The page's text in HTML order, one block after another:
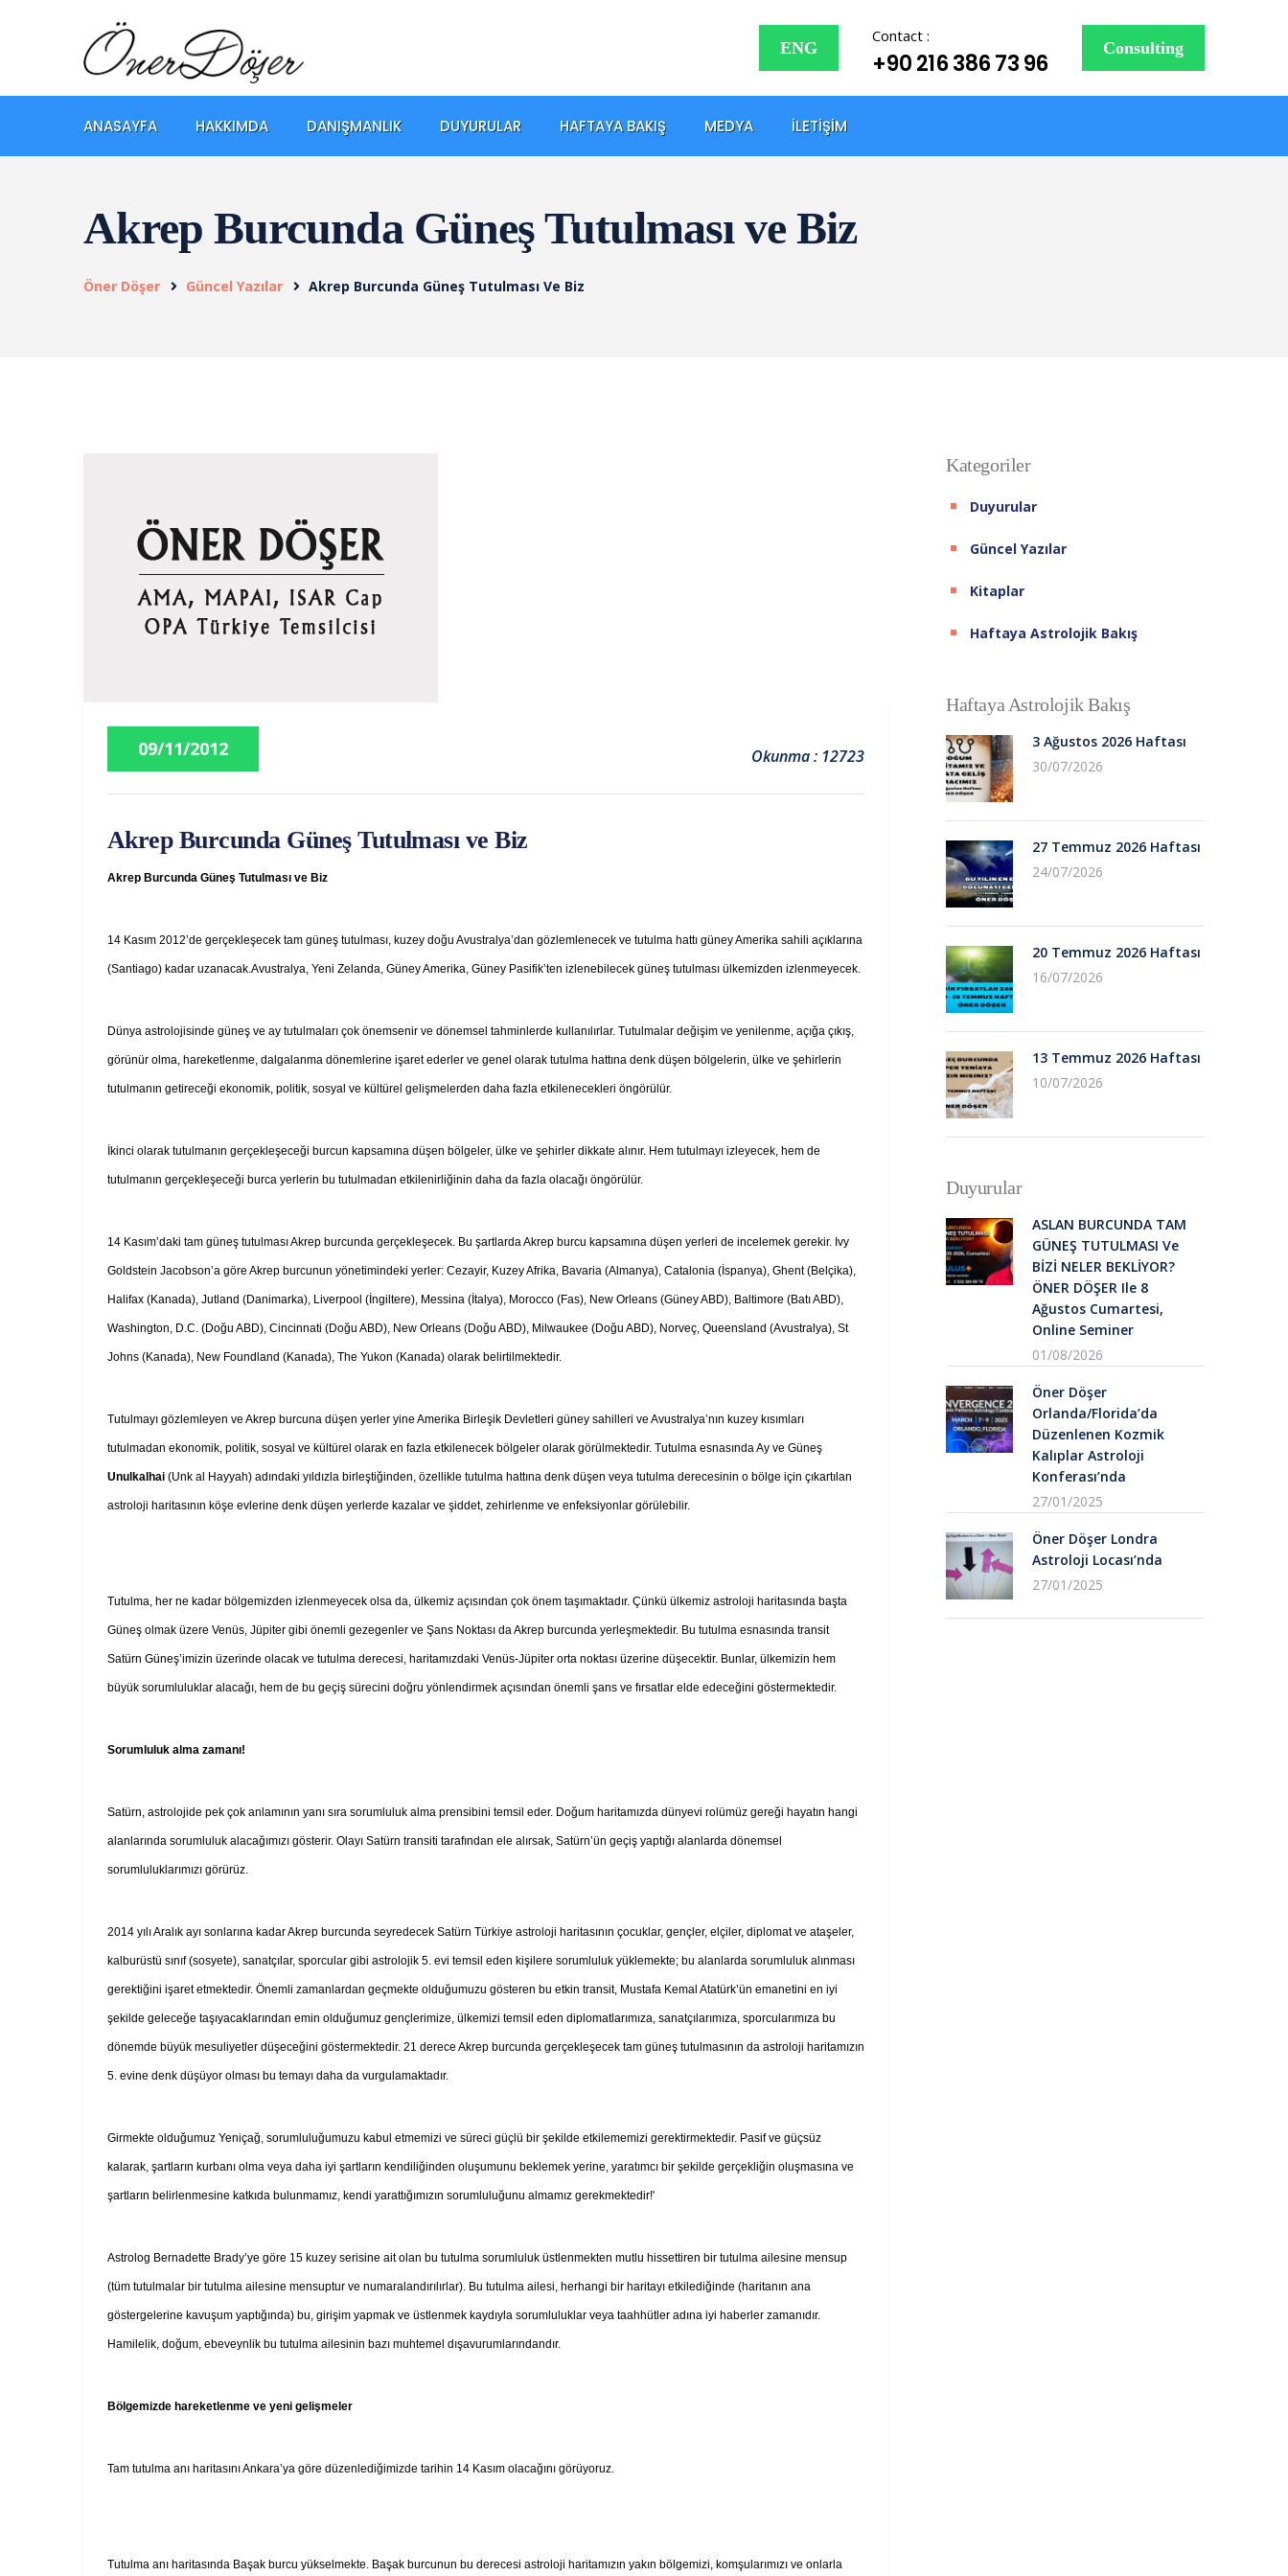
ENG
Contact :
+90 216 386 73 96
Consulting
ANASAYFA HAKKIMDA DANIŞMANLIK DUYURULAR HAFTAYA BAKIŞ MEDYA İLETIŞIM
Akrep Burcunda Güneş Tutulması ve Biz
Öner Döşer Güncel Yazılar Akrep Burcunda Güneş Tutulması Ve Biz
09/11/2012 Okunma : 12723
Akrep Burcunda Güneş Tutulması ve Biz
Akrep Burcunda Güneş Tutulması ve Biz
14 Kasım 2012’de gerçekleşecek tam güneş tutulması, kuzey doğu Avustralya’dan gözlemlenecek ve tutulma hattı güney Amerika sahili açıklarına
(Santiago) kadar uzanacak.Avustralya, Yeni Zelanda, Güney Amerika, Güney Pasifik’ten izlenebilecek güneş tutulması ülkemizden izlenmeyecek.
Dünya astrolojisinde güneş ve ay tutulmaları çok önemsenir ve dönemsel tahminlerde kullanılırlar. Tutulmalar değişim ve yenilenme, açığa çıkış,
görünür olma, hareketlenme, dalgalanma dönemlerine işaret ederler ve genel olarak tutulma hattına denk düşen bölgelerin, ülke ve şehirlerin
tutulmanın getireceği ekonomik, politik, sosyal ve kültürel gelişmelerden daha fazla etkilenecekleri öngörülür.
İkinci olarak tutulmanın gerçekleşeceği burcun kapsamına düşen bölgeler, ülke ve şehirler dikkate alınır. Hem tutulmayı izleyecek, hem de
tutulmanın gerçekleşeceği burca yerlerin bu tutulmadan etkilenirliğinin daha da fazla olacağı öngörülür.
14 Kasım’daki tam güneş tutulması Akrep burcunda gerçekleşecek. Bu şartlarda Akrep burcu kapsamına düşen yerleri de incelemek gerekir. Ivy
Goldstein Jacobson’a göre Akrep burcunun yönetimindeki yerler: Cezayir, Kuzey Afrika, Bavaria (Almanya), Catalonia (İspanya), Ghent (Belçika),
Halifax (Kanada), Jutland (Danimarka), Liverpool (İngiltere), Messina (İtalya), Morocco (Fas), New Orleans (Güney ABD), Baltimore (Batı ABD),
Washington, D.C. (Doğu ABD), Cincinnati (Doğu ABD), New Orleans (Doğu ABD), Milwaukee (Doğu ABD), Norveç, Queensland (Avustralya), St
Johns (Kanada), New Foundland (Kanada), The Yukon (Kanada) olarak belirtilmektedir.
Tutulmayı gözlemleyen ve Akrep burcuna düşen yerler yine Amerika Birleşik Devletleri güney sahilleri ve Avustralya’nın kuzey kısımları
tutulmadan ekonomik, politik, sosyal ve kültürel olarak en fazla etkilenecek bölgeler olarak görülmektedir. Tutulma esnasında Ay ve Güneş
Unulkalhai (Unk al Hayyah) adındaki yıldızla birleştiğinden, özellikle tutulma hattına denk düşen veya tutulma derecesinin o bölge için çıkartılan
astroloji haritasının köşe evlerine denk düşen yerlerde kazalar ve şiddet, zehirlenme ve enfeksiyonlar görülebilir.
Tutulma, her ne kadar bölgemizden izlenmeyecek olsa da, ülkemiz açısından çok önem taşımaktadır. Çünkü ülkemiz astroloji haritasında başta
Güneş olmak üzere Venüs, Jüpiter gibi önemli gezegenler ve Şans Noktası da Akrep burcunda yerleşmektedir. Bu tutulma esnasında transit
Satürn Güneş’imizin üzerinde olacak ve tutulma derecesi, haritamızdaki Venüs-Jüpiter orta noktası üzerine düşecektir. Bunlar, ülkemizin hem
büyük sorumluluklar alacağı, hem de bu geçiş sürecini doğru yönlendirmek açısından önemli şans ve fırsatlar elde edeceğini göstermektedir.
Sorumluluk alma zamanı!
Satürn, astrolojide pek çok anlamının yanı sıra sorumluluk alma prensibini temsil eder. Doğum haritamızda dünyevi rolümüz gereği hayatın hangi
alanlarında sorumluluk alacağımızı gösterir. Olayı Satürn transiti tarafından ele alırsak, Satürn’ün geçiş yaptığı alanlarda dönemsel
sorumluluklarımızı görürüz.
2014 yılı Aralık ayı sonlarına kadar Akrep burcunda seyredecek Satürn Türkiye astroloji haritasının çocuklar, gençler, elçiler, diplomat ve ataşeler,
kalburüstü sınıf (sosyete), sanatçılar, sporcular gibi astrolojik 5. evi temsil eden kişilere sorumluluk yüklemekte; bu alanlarda sorumluluk alınması
gerektiğini işaret etmektedir. Önemli zamanlardan geçmekte olduğumuzu gösteren bu etkin transit, Mustafa Kemal Atatürk’ün emanetini en iyi
şekilde geleceğe taşıyacaklarından emin olduğumuz gençlerimize, ülkemizi temsil eden diplomatlarımıza, sanatçılarımıza, sporcularımıza bu
dönemde büyük mesuliyetler düşeceğini göstermektedir. 21 derece Akrep burcunda gerçekleşecek tam güneş tutulmasının da astroloji haritamızın
5. evine denk düşüyor olması bu temayı daha da vurgulamaktadır.
Girmekte olduğumuz Yeniçağ, sorumluluğumuzu kabul etmemizi ve süreci güçlü bir şekilde etkilememizi gerektirmektedir. Pasif ve güçsüz
kalarak, şartların kurbanı olma veya daha iyi şartların kendiliğinden oluşumunu beklemek yerine, yaratımcı bir şekilde gerçekliğin oluşmasına ve
şartların belirlenmesine katkıda bulunmamız, kendi yarattığımızın sorumluluğunu almamız gerekmektedir!'
Astrolog Bernadette Brady’ye göre 15 kuzey serisine ait olan bu tutulma sorumluluk üstlenmekten mutlu hissettiren bir tutulma ailesine mensup
(tüm tutulmalar bir tutulma ailesine mensuptur ve numaralandırılırlar). Bu tutulma ailesi, herhangi bir haritayı etkilediğinde (haritanın ana
göstergelerine kavuşum yaptığında) bu, girişim yapmak ve üstlenmek kaydıyla sorumluluklar veya taahhütler adına iyi haberler zamanıdır.
Hamilelik, doğum, ebeveynlik bu tutulma ailesinin bazı muhtemel dışavurumlarındandır.
Bölgemizde hareketlenme ve yeni gelişmeler
Tam tutulma anı haritasını Ankara’ya göre düzenlediğimizde tarihin 14 Kasım olacağını görüyoruz.
Tutulma anı haritasında Başak burcu yükselmekte. Başak burcunun bu derecesi astroloji haritamızın yakın bölgemizi, komşularımızı ve onlarla
Kategoriler
Duyurular
Güncel Yazılar
Kitaplar
Haftaya Astrolojik Bakış
Haftaya Astrolojik Bakış
3 Ağustos 2026 Haftası
30/07/2026
27 Temmuz 2026 Haftası
24/07/2026
20 Temmuz 2026 Haftası
16/07/2026
13 Temmuz 2026 Haftası
10/07/2026
Duyurular
ASLAN BURCUNDA TAM
GÜNEŞ TUTULMASI Ve
BİZİ NELER BEKLİYOR?
ÖNER DÖŞER Ile 8
Ağustos Cumartesi,
Online Seminer
01/08/2026
Öner Döşer
Orlanda/Florida’da
Düzenlenen Kozmik
Kalıplar Astroloji
Konferası’nda
27/01/2025
Öner Döşer Londra
Astroloji Locası’nda
27/01/2025